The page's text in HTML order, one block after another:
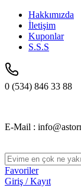
Hakkımızda
İletişim
Kuponlar
S.S.S
0 (534) 846 33 88
E-Mail :
Favoriler
Giriş / Kayıt